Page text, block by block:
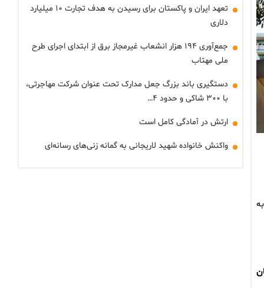
آنان
تعهد ایران و پاکستان برای رسیدن به هدف تجارت ۱۰ میلیارد
دلاری
جمع‌آوری ۱۹۴ هزار انشعاب غیرمجاز برق از ابتدای اجرای طرح
ملی مهتاب
دستگیری باند بزرگ جعل مدارک تحت عنوان شرکت مهاجرتی،
با ۳۰۰ شاکی و حدود ۴…
ارتش در آمادگی کامل است
واکنش خانواده شهید لاریجانی به گمانه زنی‌های رسانه‌ای